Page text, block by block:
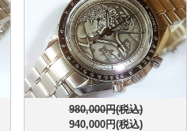
980,000円(税込)
940,000円(税込)